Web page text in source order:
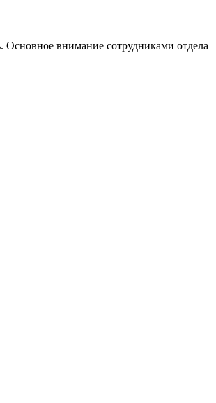
Основное внимание сотрудниками отдела